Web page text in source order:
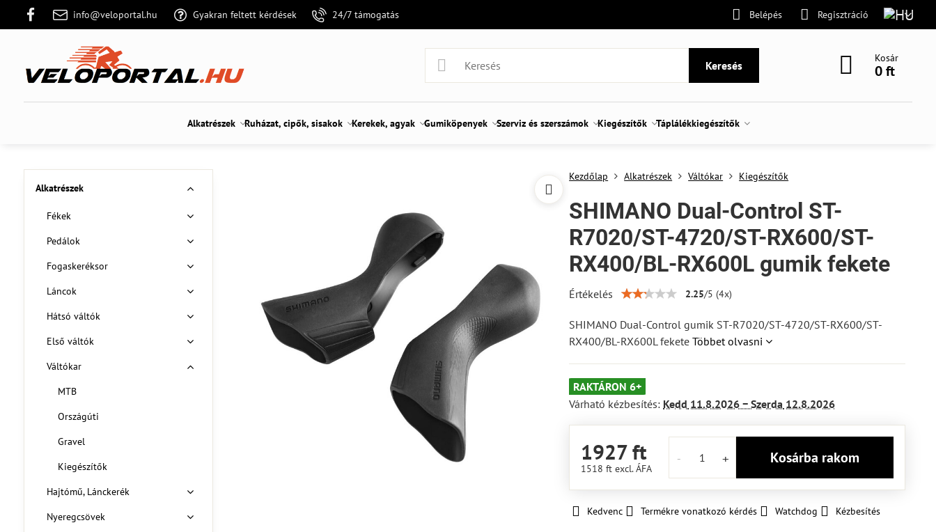
info@veloportal.hu Gyakran feltett kérdések 24/7 támogatás Belépés Regisztráció
Keresés
Kosár
0 ft
Alkatrészek Ruházat, cipők, sisakok Kerekek, agyak Gumiköpenyek Szerviz és szerszámok Kiegészítők Táplálékkiegészítők
Kezdőlap Alkatrészek Váltókar Kiegészítők
SHIMANO Dual-Control ST-
R7020/ST-4720/ST-RX600/ST-
RX400/BL-RX600L gumik fekete
Értékelés 2.25/5 (4x)
SHIMANO Dual-Control gumik ST-R7020/ST-4720/ST-RX600/ST-
RX400/BL-RX600L feketeTöbbet olvasni
RAKTÁRON 6+
Várható kézbesítés: Kedd 11.8.2026 −Szerda 12.8.2026
1927 ft
1518 ftexcl. ÁFA
Kosárba rakom
Kedvenc Termékre vonatkozó kérdés Watchdog Kézbesítés
Alkatrészek
Fékek
Pedálok
Fogaskeréksor
Láncok
Hátsó váltók
Első váltók
Váltókar
MTB
Országúti
Gravel
Kiegészítők
Hajtómű, Lánckerék
Nyeregcsövek